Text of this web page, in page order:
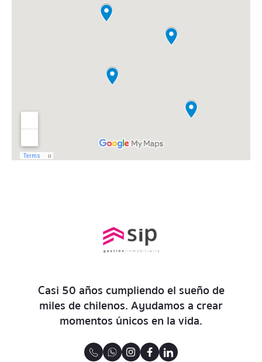
Casi 50 años cumpliendo el sueño de
miles de chilenos. Ayudamos a crear
momentos únicos en la vida.